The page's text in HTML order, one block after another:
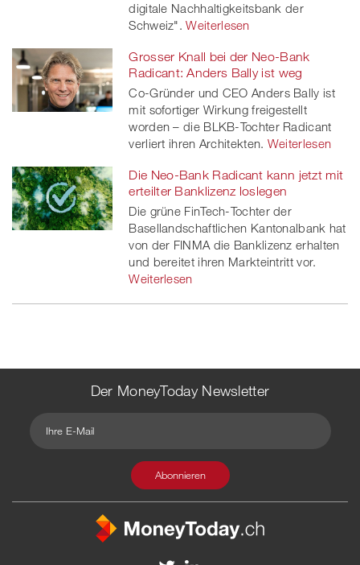
digitale Nachhaltigkeitsbank der
Schweiz". Weiterlesen
Grosser Knall bei der Neo-Bank
Radicant: Anders Bally ist weg
Co-Gründer und CEO Anders Bally ist
mit sofortiger Wirkung freigestellt
worden – die BLKB-Tochter Radicant
verliert ihren Architekten. Weiterlesen
Die Neo-Bank Radicant kann jetzt mit
erteilter Banklizenz loslegen
Die grüne FinTech-Tochter der
Basellandschaftlichen Kantonalbank hat
von der FINMA die Banklizenz erhalten
und bereitet ihren Markteintritt vor.
Weiterlesen
Der MoneyToday Newsletter